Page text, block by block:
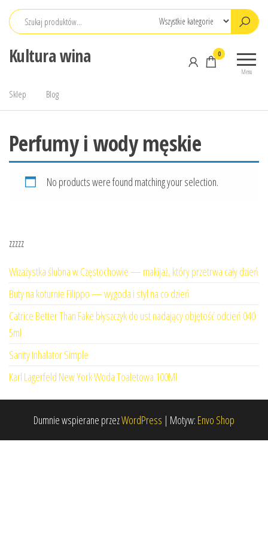
Przejdź
Kultura wina
Menu
0
Sklep Blog
Perfumy i wody męskie
No products were found matching your selection.
zzzzz
Wizażystka ślubna w Częstochowie — makijaż, który przetrwa cały dzień
Buty na koturnie Filippo — wygoda i styl na co dzień
Catrice Better Than Fake błyszczyk do ust nadający objętość odcień 040
5ml
Sanity Inhalator Simple
Karl Lagerfeld New York Woda Toaletowa 100Ml
Dumnie wspierane przezWordPress | Motyw: Envo Shop